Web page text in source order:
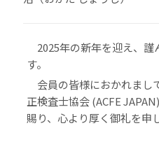
2025年の新年を迎え、謹
す。
会員の皆様におかれまし
正検査士協会 (ACFE
賜り、心より厚く御礼を申